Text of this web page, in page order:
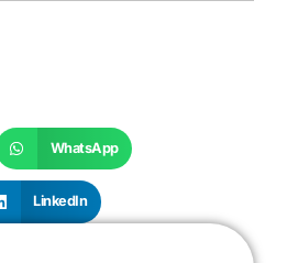
WhatsApp
LinkedIn